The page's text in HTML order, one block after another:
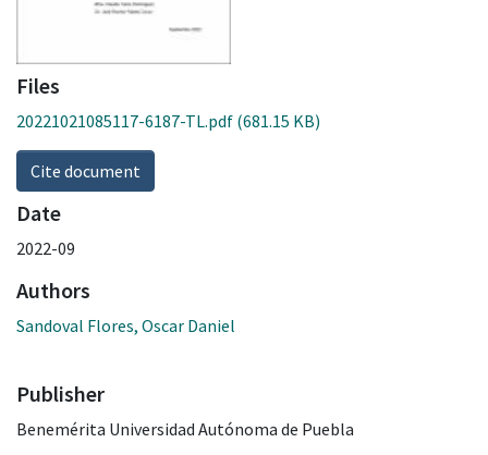
Files
20221021085117-6187-TL.pdf (681.15 KB)
Cite document
Date
2022-09
Authors
Sandoval Flores, Oscar Daniel
Publisher
Benemérita Universidad Autónoma de Puebla